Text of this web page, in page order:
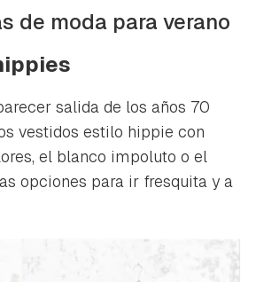
de moda para verano
salida de los años 70
vestidos estilo hippie con
el blanco impoluto o el
opciones para ir fresquita y a